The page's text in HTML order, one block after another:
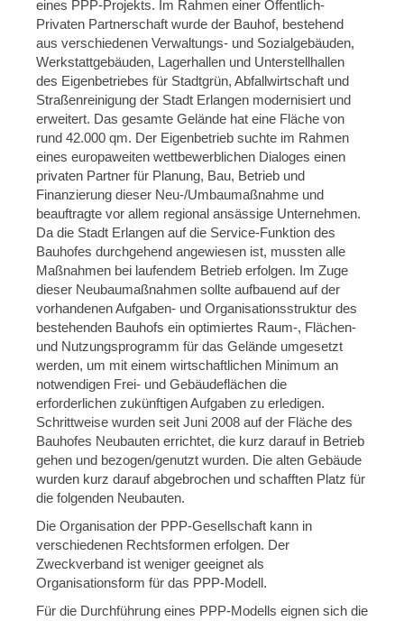
eines PPP-Projekts. Im Rahmen einer Öffentlich-
Privaten Partnerschaft wurde der Bauhof, bestehend
aus verschiedenen Verwaltungs- und Sozialgebäuden,
Werkstattgebäuden, Lagerhallen und Unterstellhallen
des Eigenbetriebes für Stadtgrün, Abfallwirtschaft und
Straßenreinigung der Stadt Erlangen modernisiert und
erweitert. Das gesamte Gelände hat eine Fläche von
rund 42.000 qm. Der Eigenbetrieb suchte im Rahmen
eines europaweiten wettbewerblichen Dialoges einen
privaten Partner für Planung, Bau, Betrieb und
Finanzierung dieser Neu-/Umbaumaßnahme und
beauftragte vor allem regional ansässige Unternehmen.
Da die Stadt Erlangen auf die Service-Funktion des
Bauhofes durchgehend angewiesen ist, mussten alle
Maßnahmen bei laufendem Betrieb erfolgen. Im Zuge
dieser Neubaumaßnahmen sollte aufbauend auf der
vorhandenen Aufgaben- und Organisationsstruktur des
bestehenden Bauhofs ein optimiertes Raum-, Flächen-
und Nutzungsprogramm für das Gelände umgesetzt
werden, um mit einem wirtschaftlichen Minimum an
notwendigen Frei- und Gebäudeflächen die
erforderlichen zukünftigen Aufgaben zu erledigen.
Schrittweise wurden seit Juni 2008 auf der Fläche des
Bauhofes Neubauten errichtet, die kurz darauf in Betrieb
gehen und bezogen/genutzt wurden. Die alten Gebäude
wurden kurz darauf abgebrochen und schafften Platz für
die folgenden Neubauten.
Die Organisation der PPP-Gesellschaft kann in
verschiedenen Rechtsformen erfolgen. Der
Zweckverband ist weniger geeignet als
Organisationsform für das PPP-Modell.
Für die Durchführung eines PPP-Modells eignen sich die